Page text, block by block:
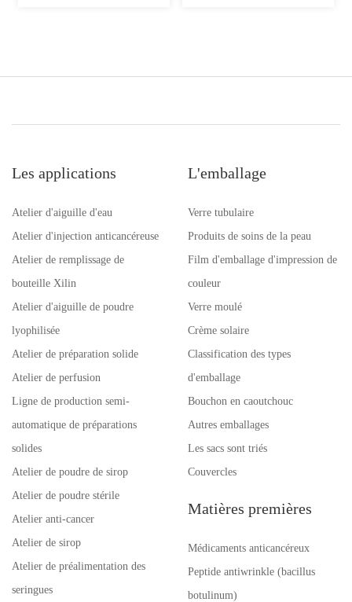
Les applications
Atelier d'aiguille d'eau
Atelier d'injection anticancéreuse
Atelier de remplissage de
bouteille Xilin
Atelier d'aiguille de poudre
lyophilisée
Atelier de préparation solide
Atelier de perfusion
Ligne de production semi-
automatique de préparations
solides
Atelier de poudre de sirop
Atelier de poudre stérile
Atelier anti-cancer
Atelier de sirop
Atelier de préalimentation des
seringues
L'emballage
Verre tubulaire
Produits de soins de la peau
Film d'emballage d'impression de
couleur
Verre moulé
Crème solaire
Classification des types
d'emballage
Bouchon en caoutchouc
Autres emballages
Les sacs sont triés
Couvercles
Matières premières
Médicaments anticancéreux
Peptide antiwrinkle (bacillus
botulinum)